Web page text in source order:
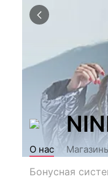
О нас
Бонусная